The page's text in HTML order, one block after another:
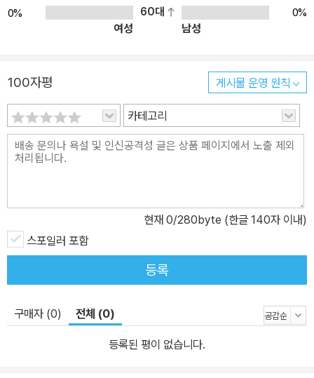
0%
60대
0%
여성
남성
100자평 게시물 운영 원칙
카테고리
현재 0/280byte (한글 140자 이내)
스포일러 포함
등록
구매자 (0) 전체 (0)
등록된 평이 없습니다.